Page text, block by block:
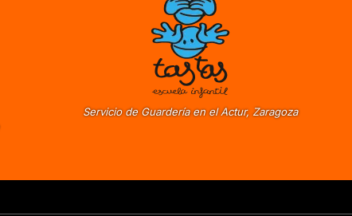
Servicio de Guardería en el Actur, Zaragoza